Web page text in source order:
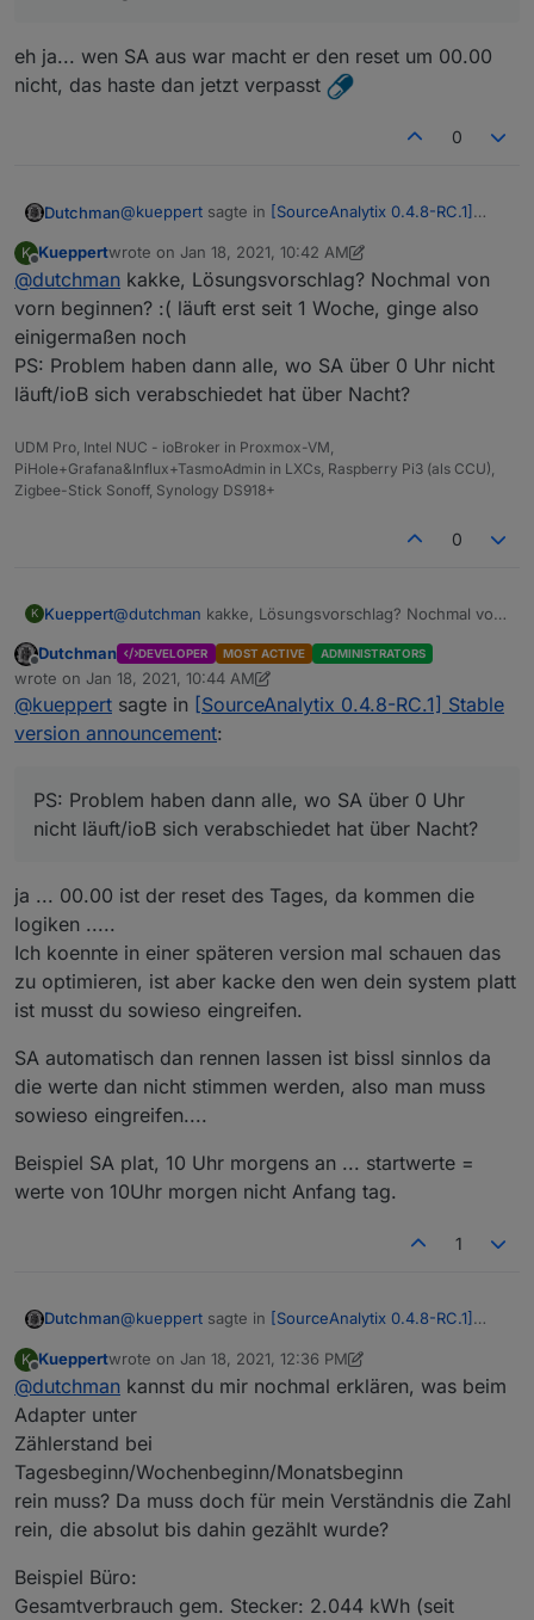
eh ja... wen SA aus war macht er den reset um 00.00
nicht, das haste dan jetzt verpasst
0
Dutchman@kueppert sagte in [SourceAnalytix 0.4.8-RC.1]
Und nein, hab jetzt immer noch bei aktueller
Woche für die Tage MI-FR Alt-Daten drin
eh ja... wen SA aus war macht er den reset um
00.00 nicht, das haste dan jetzt verpasst
K
Offline
Kueppertwrote on Jan 18, 2021, 10:42 AM
last edited by KueppertJan 18, 2021, 11:42 AM
@dutchman kakke, Lösungsvorschlag? Nochmal von
vorn beginnen? :( läuft erst seit 1 Woche, ginge also
einigermaßen noch
PS: Problem haben dann alle, wo SA über 0 Uhr nicht
läuft/ioB sich verabschiedet hat über Nacht?
UDM Pro, Intel NUC - ioBroker in Proxmox-VM,
PiHole+Grafana&Influx+TasmoAdmin in LXCs, Raspberry Pi3 (als CCU),
Zigbee-Stick Sonoff, Synology DS918+
0
K Kueppert@dutchman kakke, Lösungsvorschlag? Nochmal von
einigermaßen noch
PS: Problem haben dann alle, wo SA über 0 Uhr nicht
läuft/ioB sich verabschiedet hat über Nacht?
Offline
Dutchman DEVELOPER MOST ACTIVE ADMINISTRATORS
wrote on Jan 18, 2021, 10:44 AM
last edited by DutchmanJan 18, 2021, 11:45 AM
@kueppert sagte in [SourceAnalytix 0.4.8-RC.1] Stable
version announcement:
PS: Problem haben dann alle, wo SA über 0 Uhr
nicht läuft/ioB sich verabschiedet hat über Nacht?
ja ... 00.00 ist der reset des Tages, da kommen die
logiken .....
Ich koennte in einer späteren version mal schauen das
zu optimieren, ist aber kacke den wen dein system platt
ist musst du sowieso eingreifen.
SA automatisch dan rennen lassen ist bissl sinnlos da
die werte dan nicht stimmen werden, also man muss
sowieso eingreifen....
Beispiel SA plat, 10 Uhr morgens an ... startwerte =
werte von 10Uhr morgen nicht Anfang tag.
1
Dutchman@kueppert sagte in [SourceAnalytix 0.4.8-RC.1]
PS: Problem haben dann alle, wo SA über 0
ja ... 00.00 ist der reset des Tages, da kommen die
logiken .....
Ich koennte in einer späteren version mal schauen
das zu optimieren, ist aber kacke den wen dein
SA automatisch dan rennen lassen ist bissl sinnlos
da die werte dan nicht stimmen werden, also man
werte von 10Uhr morgen nicht Anfang tag.
K
Offline
Kueppertwrote on Jan 18, 2021, 12:36 PM
last edited by KueppertJan 18, 2021, 1:37 PM
@dutchman kannst du mir nochmal erklären, was beim
Adapter unter
Zählerstand bei
Tagesbeginn/Wochenbeginn/Monatsbeginn
rein muss? Da muss doch für mein Verständnis die Zahl
rein, die absolut bis dahin gezählt wurde?
Beispiel Büro:
Gesamtverbrauch gem. Stecker: 2.044 kWh (seit